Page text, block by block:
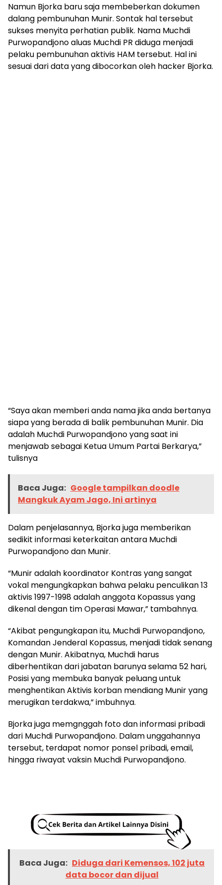
Namun Bjorka baru saja membeberkan dokumen
dalang pembunuhan Munir. Sontak hal tersebut
sukses menyita perhatian publik. Nama Muchdi
Purwopandjono aluas Muchdi PR diduga menjadi
pelaku pembunuhan aktivis HAM tersebut. Hal ini
sesuai dari data yang dibocorkan oleh hacker Bjorka.
“Saya akan memberi anda nama jika anda bertanya
siapa yang berada di balik pembunuhan Munir. Dia
adalah Muchdi Purwopandjono yang saat ini
menjawab sebagai Ketua Umum Partai Berkarya,”
tulisnya
Baca Juga: Google tampilkan doodle
Mangkuk Ayam Jago, Ini artinya
Dalam penjelasannya, Bjorka juga memberikan
sedikit informasi keterkaitan antara Muchdi
Purwopandjono dan Munir.
“Munir adalah koordinator Kontras yang sangat
vokal mengungkapkan bahwa pelaku penculikan 13
aktivis 1997-1998 adalah anggota Kopassus yang
dikenal dengan tim Operasi Mawar,” tambahnya.
“Akibat pengungkapan itu, Muchdi Purwopandjono,
Komandan Jenderal Kopassus, menjadi tidak senang
dengan Munir. Akibatnya, Muchdi harus
diberhentikan dari jabatan barunya selama 52 hari,
Posisi yang membuka banyak peluang untuk
menghentikan Aktivis korban mendiang Munir yang
merugikan terdakwa,” imbuhnya.
Bjorka juga memgnggah foto dan informasi pribadi
dari Muchdi Purwopandjono. Dalam unggahannya
tersebut, terdapat nomor ponsel pribadi, email,
hingga riwayat vaksin Muchdi Purwopandjono.
Baca Juga: Diduga dari Kemensos, 102 juta
data bocor dan dijual